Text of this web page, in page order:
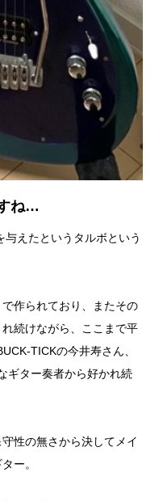
ね…
えたというタルボという
作られており、またその
続けながら、ここまで平
TICKの今井寿さん、
ギター奏者から好かれ続
性の無さから決してメイ
ー。